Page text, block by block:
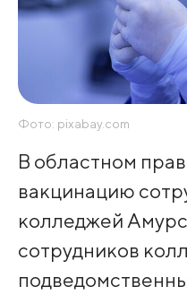
Фото: pixabay.com
В областном
вакцинацию
колледжей
сотрудников